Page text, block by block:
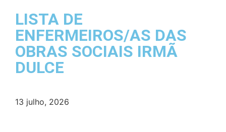
LISTA DE
ENFERMEIROS/AS DAS
OBRAS SOCIAIS IRMÃ
DULCE
13 julho, 2026